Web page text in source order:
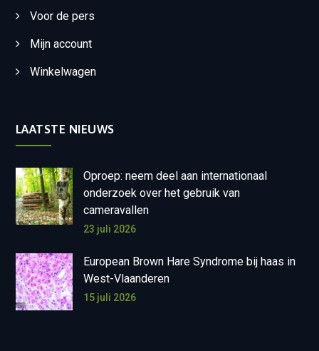
Voor de pers
Mijn account
Winkelwagen
LAATSTE NIEUWS
Oproep: neem deel aan internationaal
onderzoek over het gebruik van
cameravallen
23 juli 2026
European Brown Hare Syndrome bij haas in
West-Vlaanderen
15 juli 2026